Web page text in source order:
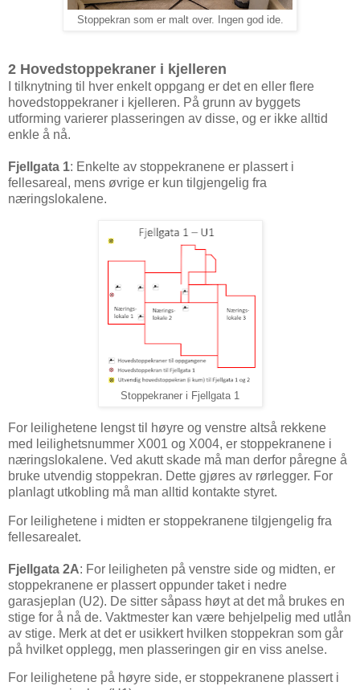
Stoppekran som er malt over. Ingen god ide.
2 Hovedstoppekraner i kjelleren
I tilknytning til hver enkelt oppgang er det en eller flere
hovedstoppekraner i kjelleren. På grunn av byggets
utforming varierer plasseringen av disse, og er ikke alltid
enkle å nå.
Fjellgata 1: Enkelte av stoppekranene er plassert i
fellesareal, mens øvrige er kun tilgjengelig fra
næringslokalene.
Stoppekraner i Fjellgata 1
For leilighetene lengst til høyre og venstre altså rekkene
med leilighetsnummer X001 og X004, er stoppekranene i
næringslokalene. Ved akutt skade må man derfor påregne å
bruke utvendig stoppekran. Dette gjøres av rørlegger. For
planlagt utkobling må man alltid kontakte styret.
For leilighetene i midten er stoppekranene tilgjengelig fra
fellesarealet.
Fjellgata 2A: For leiligheten på venstre side og midten, er
stoppekranene er plassert oppunder taket i nedre
garasjeplan (U2). De sitter såpass høyt at det må brukes en
stige for å nå de. Vaktmester kan være behjelpelig med utlån
av stige. Merk at det er usikkert hvilken stoppekran som går
på hvilket opplegg, men plasseringen gir en viss anelse.
For leilighetene på høyre side, er stoppekranene plassert i